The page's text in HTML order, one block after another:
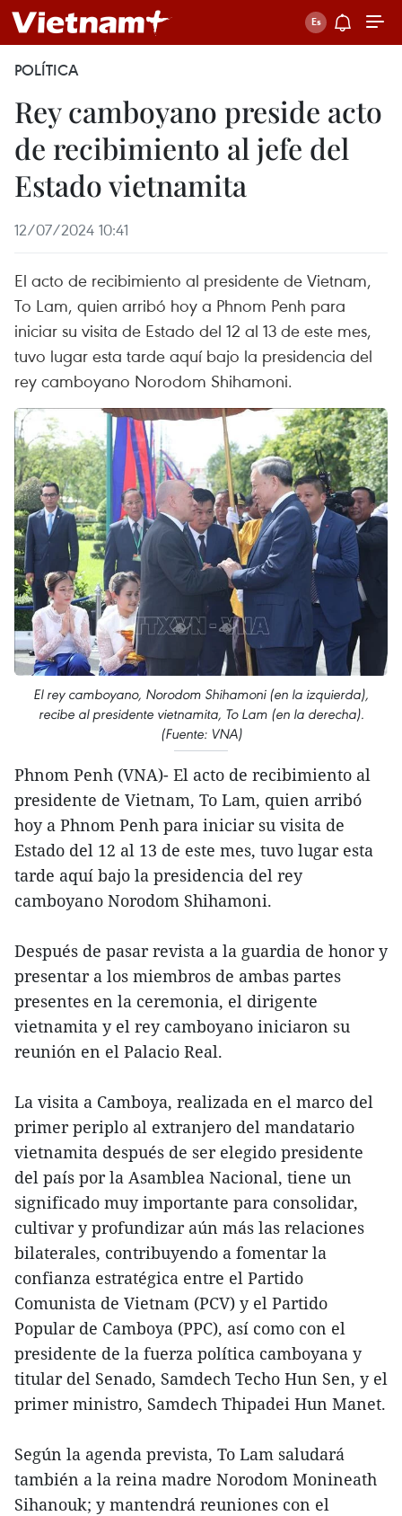
POLÍTICA
Rey camboyano preside acto
de recibimiento al jefe del
Estado vietnamita
12/07/2024 10:41
El acto de recibimiento al presidente de Vietnam,
To Lam, quien arribó hoy a Phnom Penh para
iniciar su visita de Estado del 12 al 13 de este mes,
tuvo lugar esta tarde aquí bajo la presidencia del
rey camboyano Norodom Shihamoni.
El rey camboyano, Norodom Shihamoni (en la izquierda),
recibe al presidente vietnamita, To Lam (en la derecha).
(Fuente: VNA)
Phnom Penh (VNA)- El acto de recibimiento al
presidente de Vietnam, To Lam, quien arribó
hoy a Phnom Penh para iniciar su visita de
Estado del 12 al 13 de este mes, tuvo lugar esta
tarde aquí bajo la presidencia del rey
camboyano Norodom Shihamoni.
Después de pasar revista a la guardia de honor y
presentar a los miembros de ambas partes
presentes en la ceremonia, el dirigente
vietnamita y el rey camboyano iniciaron su
reunión en el Palacio Real.
La visita a Camboya, realizada en el marco del
primer periplo al extranjero del mandatario
vietnamita después de ser elegido presidente
del país por la Asamblea Nacional, tiene un
significado muy importante para consolidar,
cultivar y profundizar aún más las relaciones
bilaterales, contribuyendo a fomentar la
confianza estratégica entre el Partido
Comunista de Vietnam (PCV) y el Partido
Popular de Camboya (PPC), así como con el
presidente de la fuerza política camboyana y
titular del Senado, Samdech Techo Hun Sen, y el
primer ministro, Samdech Thipadei Hun Manet.
Según la agenda prevista, To Lam saludará
también a la reina madre Norodom Monineath
Sihanouk; y mantendrá reuniones con el